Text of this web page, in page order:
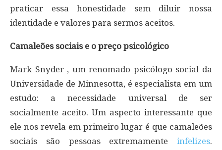
praticar essa honestidade sem diluir nossa
identidade e valores para sermos aceitos.
Camaleões sociais e o preço psicológico
Mark Snyder , um renomado psicólogo social da
Universidade de Minnesotta, é especialista em um
estudo: a necessidade universal de ser
socialmente aceito. Um aspecto interessante que
ele nos revela em primeiro lugar é que camaleões
sociais são pessoas extremamente infelizes.